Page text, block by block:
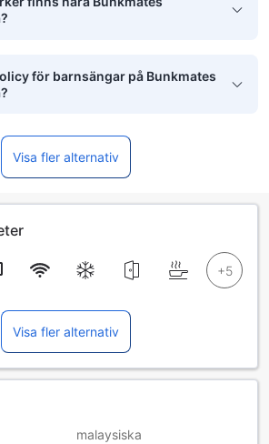
för barnsängar på Bunkmates
Visa fler alternativ
Visa fler alternativ
malaysiska